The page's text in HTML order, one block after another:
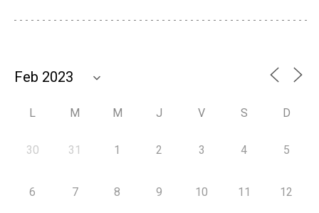
L M M J V S D
30 31 1 2 3 4 5
6 7 8 9 10 11 12